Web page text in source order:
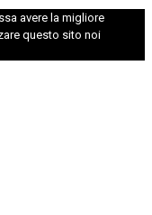
avere la migliore
questo sito noi